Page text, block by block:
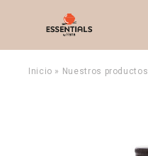
Inicio » Nuestros productos